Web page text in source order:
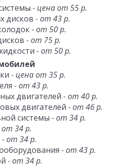
- цена от 55 р.
дисков - от 43 р.
- от 50 р.
- от 75 р.
- от 50 р.
- цена от 35 р.
- от 43 р.
двигателей - от 40 р.
двигателей - от 46 р.
системы - от 34 р.
от 34 р.
- от 34 р.
- от 43 р.
- от 34 р.